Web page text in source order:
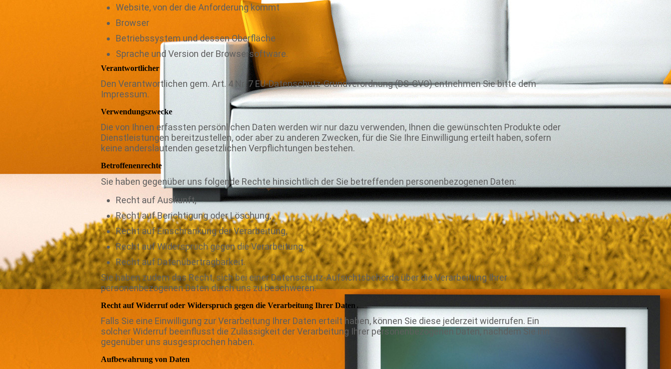
Website, von der die Anforderung kommt
Browser
Betriebssystem und dessen Oberfläche
Sprache und Version der Browsersoftware.
Verantwortlicher
Den Verantwortlichen gem. Art. 4 Nr. 7 EU-Datenschutz-Grundverordnung (DS-GVO) entnehmen Sie bitte dem
Impressum.
Verwendungszwecke
Die von Ihnen erfassten persönlichen Daten werden wir nur dazu verwenden, Ihnen die gewünschten Produkte oder
Dienstleistungen bereitzustellen, oder aber zu anderen Zwecken, für die Sie Ihre Einwilligung erteilt haben, sofern
keine anderslautenden gesetzlichen Verpflichtungen bestehen.
Betroffenenrechte
Sie haben gegenüber uns folgende Rechte hinsichtlich der Sie betreffenden personenbezogenen Daten:
Recht auf Auskunft,
Recht auf Berichtigung oder Löschung,
Recht auf Einschränkung der Verarbeitung,
Recht auf Widerspruch gegen die Verarbeitung,
Recht auf Datenübertragbarkeit.
Sie haben zudem das Recht, sich bei einer Datenschutz-Aufsichtsbehörde über die Verarbeitung Ihrer
personenbezogenen Daten durch uns zu beschweren.
Recht auf Widerruf oder Widerspruch gegen die Verarbeitung Ihrer Daten
Falls Sie eine Einwilligung zur Verarbeitung Ihrer Daten erteilt haben, können Sie diese jederzeit widerrufen. Ein
solcher Widerruf beeinflusst die Zulässigkeit der Verarbeitung Ihrer personenbezogenen Daten, nachdem Sie ihn
gegenüber uns ausgesprochen haben.
Aufbewahrung von Daten